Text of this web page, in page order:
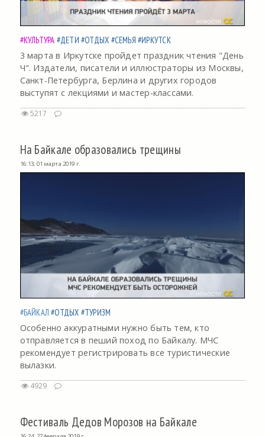
#КУЛЬТУРА #ДЕТИ #ОТДЫХ #СЕМЬЯ #ИРКУТСК
3 марта в Иркутске пройдет праздник чтения "День
Ч". Издатели, писатели и иллюстраторы из Москвы,
Санкт-Петербурга, Берлина и других городов
выступят с лекциями и мастер-классами.
5217
На Байкале образовались трещины
16:13, 01 марта 2019 г.
#БАЙКАЛ #ОТДЫХ #ТУРИЗМ
Особенно аккуратными нужно быть тем, кто
отправляется в пеший поход по Байкалу. МЧС
рекомендует регистрировать все туристические
вылазки.
4929
Фестиваль Дедов Морозов на Байкале